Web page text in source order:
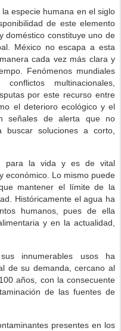
especie humana en el siglo
de este elemento
doméstico constituye uno de
México no escapa a esta
cada vez más clara y
Fenómenos mundiales
multinacionales,
por este recurso entre
el deterioro ecológico y el
señales de alerta que no
soluciones a corto,
para la vida y es de vital
económico. Lo mismo puede
mantener el límite de la
Históricamente el agua ha
humanos, pues de ella
y en la actualidad,
innumerables usos ha
de su demanda, cercano al
años, con la consecuente
de las fuentes de
presentes en los